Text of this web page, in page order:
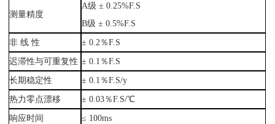
测量精度
A级 ± 0.25%F.S
B级 ± 0.5%F.S
非 线 性
± 0.2％F.S
迟滞性与可重复性 ± 0.1％F.S
长期稳定性
± 0.1％F.S/y
热力零点漂移
± 0.03％F.S/℃
响应时间
≤ 100ms